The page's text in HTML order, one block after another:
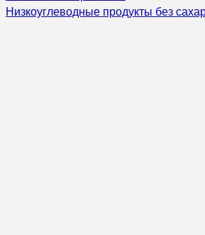
Низкоуглеводные продукты без